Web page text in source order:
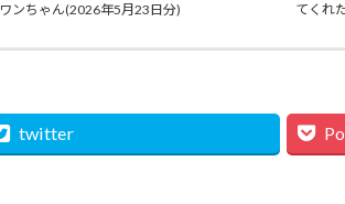
ワンちゃん(2026年5月23日分)
てくれ
twitter